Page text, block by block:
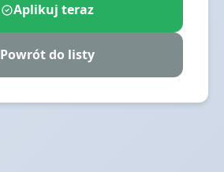
Aplikuj teraz
Powrót do listy